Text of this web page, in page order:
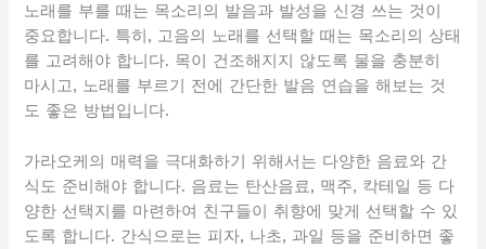
노래를 부를 때는 목소리의 발음과 발성을 신경 쓰는 것이
중요합니다. 특히, 고음의 노래를 선택할 때는 목소리의 상태
를 고려해야 합니다. 목이 건조해지지 않도록 물을 충분히
마시고, 노래를 부르기 전에 간단한 발음 연습을 해보는 것
도 좋은 방법입니다.
가라오케의 매력을 극대화하기 위해서는 다양한 음료와 간
식도 준비해야 합니다. 음료는 탄산음료, 맥주, 칵테일 등 다
양한 선택지를 마련하여 친구들이 취향에 맞게 선택할 수 있
도록 합니다. 간식으로는 피자, 나초, 과일 등을 준비하면 좋